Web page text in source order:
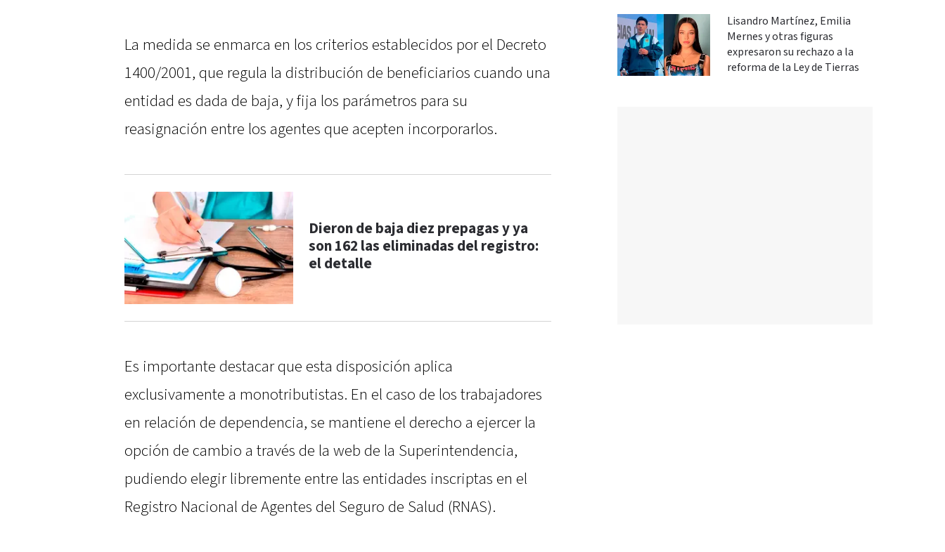
La medida se enmarca en los criterios establecidos por el Decreto
1400/2001, que regula la distribución de beneficiarios cuando una
entidad es dada de baja, y fija los parámetros para su
reasignación entre los agentes que acepten incorporarlos.
Dieron de baja diez prepagas y ya
son 162 las eliminadas del registro:
el detalle
Es importante destacar que esta disposición aplica
exclusivamente a monotributistas. En el caso de los trabajadores
en relación de dependencia, se mantiene el derecho a ejercer la
opción de cambio a través de la web de la Superintendencia,
pudiendo elegir libremente entre las entidades inscriptas en el
Registro Nacional de Agentes del Seguro de Salud (RNAS).
Lisandro Martínez, Emilia
Mernes y otras figuras
expresaron su rechazo a la
reforma de la Ley de Tierras